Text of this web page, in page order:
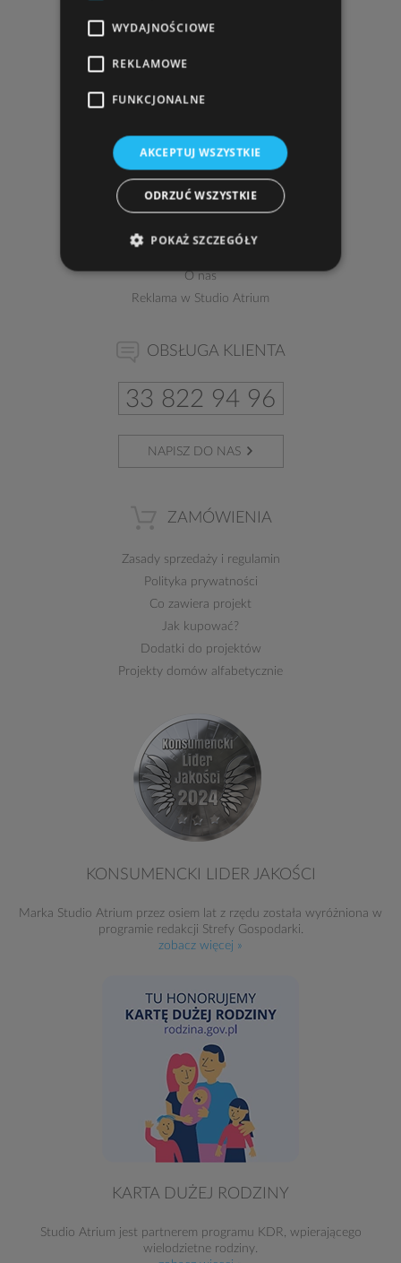
"STUDIO ATRIUM
al. Armii Krajowej 220 (pawilon II, pok. 205)
zobacz dojazd
tel.33 810 66 54
e-mail:atrium@studioatrium.pl
Kontakt
Pełne dane teleadresowe
O nas
Reklama w Studio Atrium
OBSŁUGA KLIENTA
33 822 94 96
NAPISZ DO NAS
ZAMÓWIENIA
Zasady sprzedażyi regulamin
Polityka prywatności
Co zawiera projekt
Jak kupować?
Dodatki do projektów
Projekty domów alfabetycznie
KONSUMENCKI LIDER JAKOŚCI
Marka Studio Atrium przez osiem lat z rzędu została wyróżniona w
programie redakcji Strefy Gospodarki.
zobacz więcej »
KARTA DUŻEJ RODZINY
Studio Atrium jest partnerem programu KDR, wpierającego
wielodzietne rodziny.
WYDAJNOŚCIOWE
REKLAMOWE
FUNKCJONALNE
AKCEPTUJ WSZYSTKIE
ODRZUĆ WSZYSTKIE
POKAŻ SZCZEGÓŁY